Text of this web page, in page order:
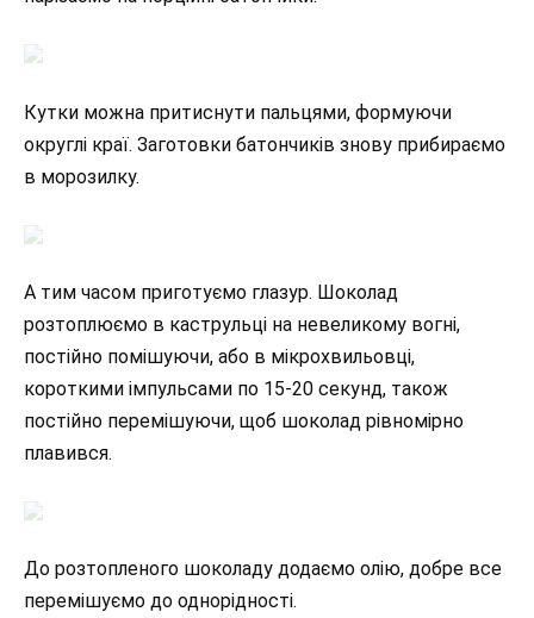
Кутки можна притиснути пальцями, формуючи
округлі краї. Заготовки батончиків знову прибираємо
в морозилку.
А тим часом приготуємо глазур. Шоколад
розтоплюємо в каструльці на невеликому вогні,
постійно помішуючи, або в мікрохвильовці,
короткими імпульсами по 15-20 секунд, також
постійно перемішуючи, щоб шоколад рівномірно
плавився.
До розтопленого шоколаду додаємо олію, добре все
перемішуємо до однорідності.